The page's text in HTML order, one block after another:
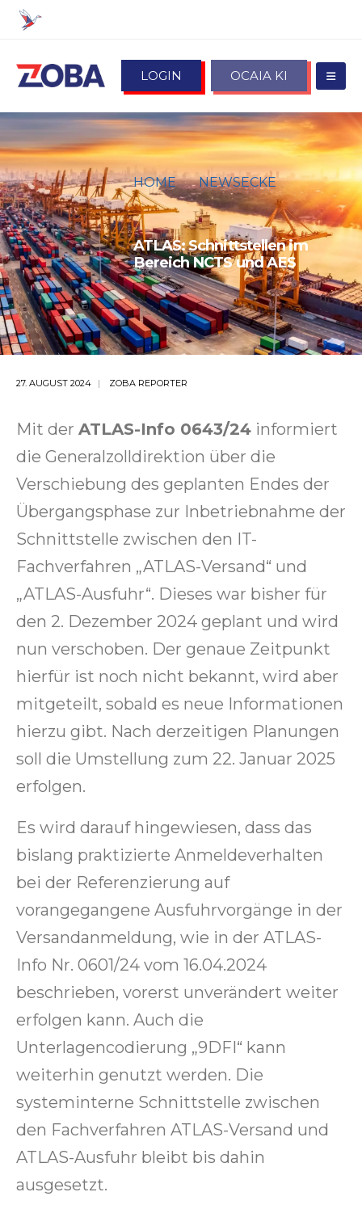
LOGIN OCAIA KI
HOME
NEWSECKE
ATLAS: SCHNITTSTELLEN IM
BEREICH NCTS UND AES
ATLAS: Schnittstellen im
Bereich NCTS und AES
27. AUGUST 2024 ZOBA REPORTER
Mit der ATLAS-Info 0643/24 informiert
die Generalzolldirektion über die
Verschiebung des geplanten Endes der
Übergangsphase zur Inbetriebnahme der
Schnittstelle zwischen den IT-
Fachverfahren „ATLAS-Versand“ und
„ATLAS-Ausfuhr“. Dieses war bisher für
den 2. Dezember 2024 geplant und wird
nun verschoben. Der genaue Zeitpunkt
hierfür ist noch nicht bekannt, wird aber
mitgeteilt, sobald es neue Informationen
hierzu gibt. Nach derzeitigen Planungen
soll die Umstellung zum 22. Januar 2025
erfolgen.
Es wird darauf hingewiesen, dass das
bislang praktizierte Anmeldeverhalten
bei der Referenzierung auf
vorangegangene Ausfuhrvorgänge in der
Versandanmeldung, wie in der ATLAS-
Info Nr. 0601/24 vom 16.04.2024
beschrieben, vorerst unverändert weiter
erfolgen kann. Auch die
Unterlagencodierung „9DFI“ kann
weiterhin genutzt werden. Die
systeminterne Schnittstelle zwischen
den Fachverfahren ATLAS-Versand und
ATLAS-Ausfuhr bleibt bis dahin
ausgesetzt.